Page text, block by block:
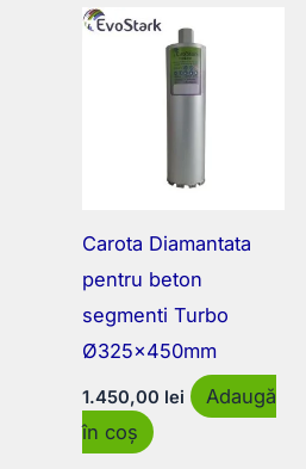
Carota Diamantata
pentru beton
segmenti Turbo
Ø325x450mm
1.450,00 lei
Adaugă
în coș